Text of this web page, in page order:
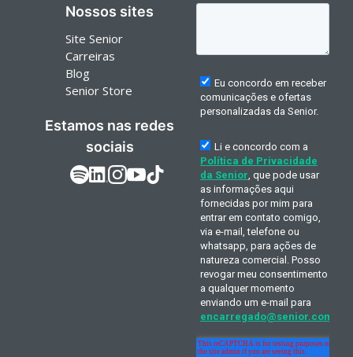
Nossos sites
Site Senior
Carreiras
Blog
Senior Store
Estamos nas redes
sociais